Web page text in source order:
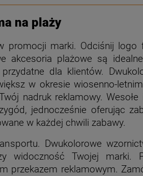
na plaży
promocji marki. Odciśnij logo
akcesoria plażowe są
dla klientów.
w okresie wiosenno-
nadruk reklamowy.
jednocześnie oferując
w każdej chwili zabawy.
Dwukolorowe
widoczność Twojej
przekazem reklamowym.